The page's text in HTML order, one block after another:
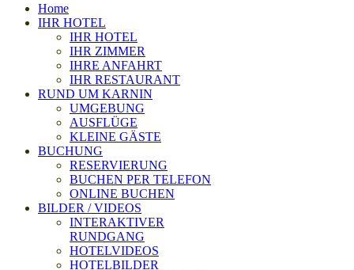
Home
IHR HOTEL
IHR HOTEL
IHR ZIMMER
IHRE ANFAHRT
IHR RESTAURANT
RUND UM KARNIN
UMGEBUNG
AUSFLÜGE
KLEINE GÄSTE
BUCHUNG
RESERVIERUNG
BUCHEN PER TELEFON
ONLINE BUCHEN
BILDER / VIDEOS
INTERAKTIVER
RUNDGANG
HOTELVIDEOS
HOTELBILDER